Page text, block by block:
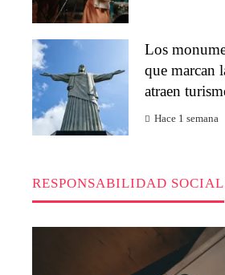
Los
que marcan
atraen
Hace 1 semana
RESPONSABILIDAD SOCIAL